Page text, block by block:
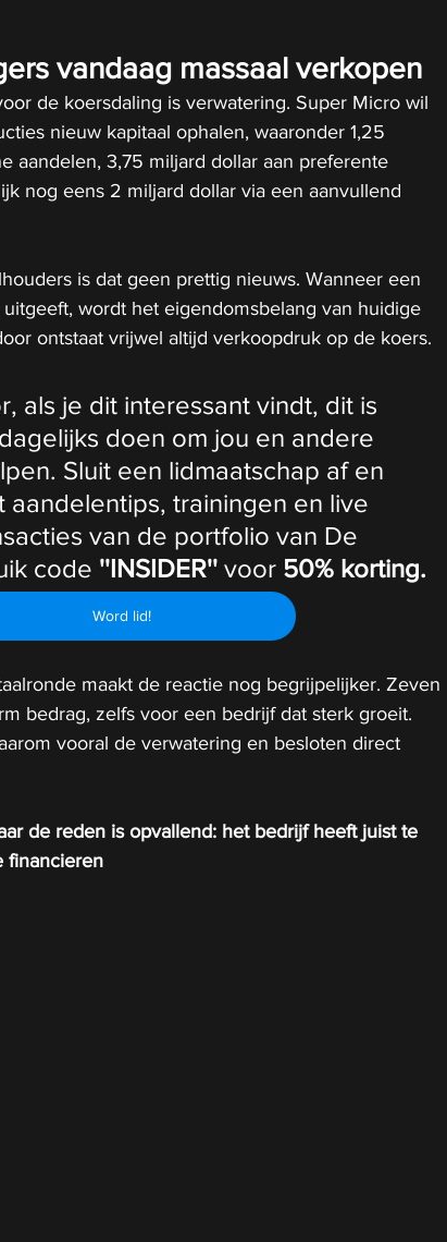
vandaag massaal verkopen
de koersdaling is verwatering. Super Micro wil
nieuw kapitaal ophalen, waaronder 1,25
aandelen, 3,75 miljard dollar aan preferente
nog eens 2 miljard dollar via een aanvullend
is dat geen prettig nieuws. Wanneer een
wordt het eigendomsbelang van huidige
ontstaat vrijwel altijd verkoopdruk op de koers.
als je dit interessant vindt, dit is
doen om jou en andere
Sluit een lidmaatschap af en
aandelentips, trainingen en live
van de portfolio van De
code ''INSIDER'' voor 50% korting.
Word lid!
maakt de reactie nog begrijpelijker. Zeven
bedrag, zelfs voor een bedrijf dat sterk groeit.
vooral de verwatering en besloten direct
de reden is opvallend: het bedrijf heeft juist te
financieren